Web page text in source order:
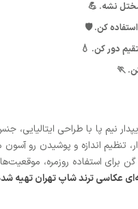
نشه. 💪
کن. 🛡️
دور کن. 💧
🏃
و فاق زیپدار، تنظیم اندازه و
برای استفاده روزمره،
ترند شاپ تهران تهیه شده